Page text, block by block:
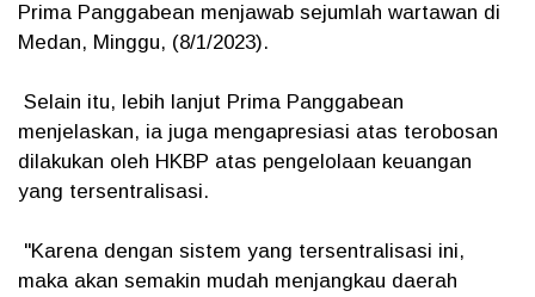
Prima Panggabean menjawab sejumlah wartawan di
Medan, Minggu, (8/1/2023).
Selain itu, lebih lanjut Prima Panggabean
menjelaskan, ia juga mengapresiasi atas terobosan
dilakukan oleh HKBP atas pengelolaan keuangan
yang tersentralisasi.
"Karena dengan sistem yang tersentralisasi ini,
maka akan semakin mudah menjangkau daerah